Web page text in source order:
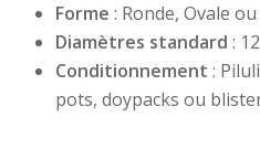
Forme : Ronde, Ovale
Diamètres standard :
Conditionnement :
pots, doypacks ou